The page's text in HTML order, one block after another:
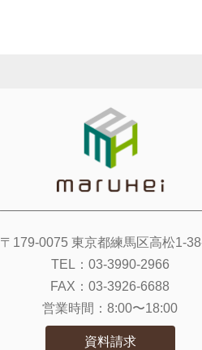
〒179-0075 東京都練馬区高松1-
TEL： 03-3990-2966
FAX： 03-3926-6688
営業時間： 8:00〜18:00
資料請求